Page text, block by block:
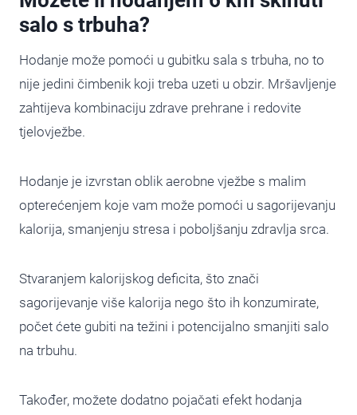
salo s trbuha?
Hodanje može pomoći u gubitku sala s trbuha, no to
nije jedini čimbenik koji treba uzeti u obzir. Mršavljenje
zahtijeva kombinaciju zdrave prehrane i redovite
tjelovježbe.
Hodanje je izvrstan oblik aerobne vježbe s malim
opterećenjem koje vam može pomoći u sagorijevanju
kalorija, smanjenju stresa i poboljšanju zdravlja srca.
Stvaranjem kalorijskog deficita, što znači
sagorijevanje više kalorija nego što ih konzumirate,
počet ćete gubiti na težini i potencijalno smanjiti salo
na trbuhu.
Također, možete dodatno pojačati efekt hodanja